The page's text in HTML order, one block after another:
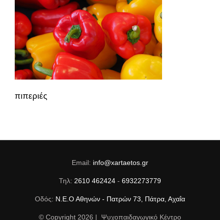
Ποιοί Είμαστε
Ιστορικό
Υπηρεσίες
Επικοινωνία
πιπεριές
Email: info@xartaetos.gr
Τηλ: 2610 462424 - 6932273779
Οδός: Ν.Ε.Ο Αθηνών - Πατρών 73, Πάτρα, Αχαΐα
© Copyright 2026 | Ψυχοπαιδαγωγικό Κέντρο